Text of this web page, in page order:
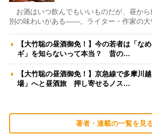
お酒はいつ飲んでもいいものだが、昼から
別の味わいがある――。ライター・作家の大
【大竹聡の昼酒御免！】今の若者は「な
ギ」を知らないって本当？ 昔の…
【大竹聡の昼酒御免！】京急線で多摩川
場」へと昼酒旅 押し寄せるノス…
著者・連載の一覧を見